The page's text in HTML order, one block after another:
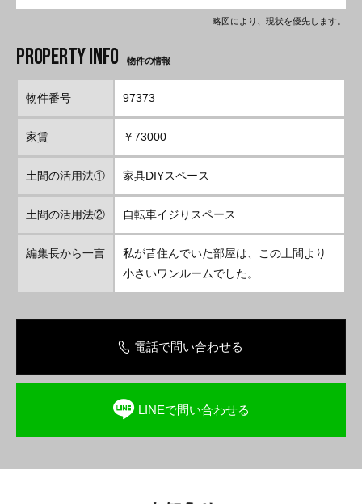
略図により、現状を優先します。
物件の情報
物件番号 97373
家賃 ￥73000
土間の活用法① 家具DIYスペース
土間の活用法② 自転車イジりスペース
編集長から一言
私が昔住んでいた部屋は、この土間より
小さいワンルームでした。
電話で問い合わせる
LINEで問い合わせる